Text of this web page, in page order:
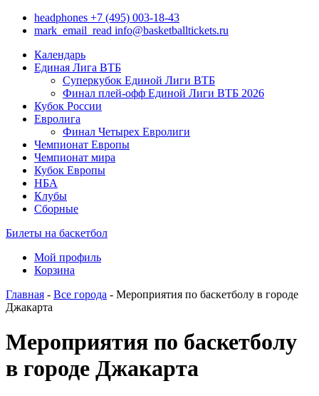
headphones +7 (495) 003-18-43
mark_email_read info@basketballtickets.ru
Календарь
Единая Лига ВТБ
Суперкубок Единой Лиги ВТБ
Финал плей-офф Единой Лиги ВТБ 2026
Кубок России
Евролига
Финал Четырех Евролиги
Чемпионат Европы
Чемпионат мира
Кубок Европы
НБА
Клубы
Сборные
Билеты на баскетбол
Мой профиль
Корзина
Главная - Все города - Мероприятия по баскетболу в городе
Джакарта
Мероприятия по баскетболу
в городе Джакарта